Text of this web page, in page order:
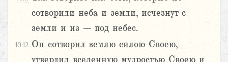
сотворили неба и земли, исчезнут с
земли и из – под небес.
10:12 Он сотворил землю силою Своею,
утвердил вселенную мудростью Своею и